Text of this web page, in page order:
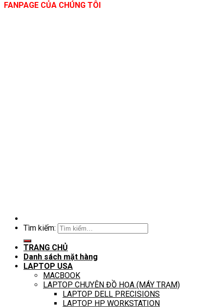
FANPAGE CỦA CHÚNG TÔI
Tìm kiếm:
TRANG CHỦ
Danh sách mặt hàng
LAPTOP USA
MACBOOK
LAPTOP CHUYÊN ĐỒ HỌA (MÁY TRẠM)
LAPTOP DELL PRECISIONS
LAPTOP HP WORKSTATION